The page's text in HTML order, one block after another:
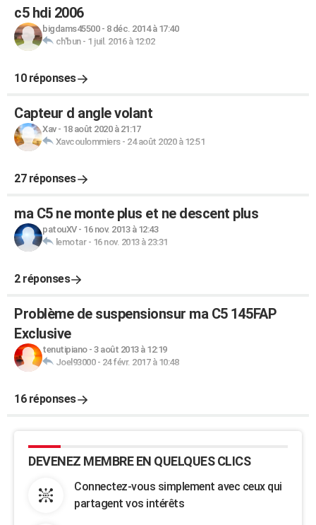
c5 hdi 2006
bigdams45500- 8 déc. 2014 à 17:40
ch'bun- 1 juil. 2016 à 12:02
10 réponses
Capteur d angle volant
Xav- 18 août 2020 à 21:17
Xavcoulommiers- 24 août 2020 à 12:51
27 réponses
ma C5 ne monte plus et ne descent plus
patouXV- 16 nov. 2013 à 12:43
lemotar- 16 nov. 2013 à 23:31
2 réponses
Problème de suspensionsur ma C5 145FAP
Exclusive
tenutipiano- 3 août 2013 à 12:19
Joel93000- 24 févr. 2017 à 10:48
16 réponses
DEVENEZ MEMBRE EN QUELQUES CLICS
Connectez-vous simplement avec ceux qui
partagent vos intérêts